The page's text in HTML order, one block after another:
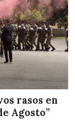
rasos en
Agosto”